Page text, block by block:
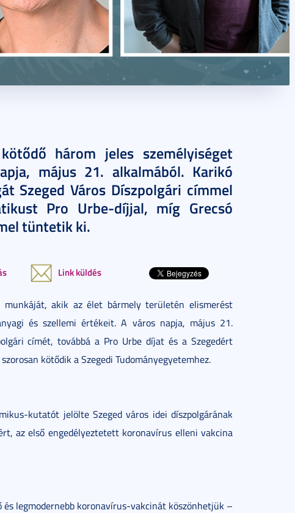
három jeles személyiséget
május 21. alkalmából. Karikó
Szeged Város Díszpolgári címmel
Pro Urbe-díjjal, míg Grecsó
tüntetik ki.
Link küldés
munkáját, akik az élet bármely területén elismerést
és szellemi értékeit. A város napja, május 21.
címét, továbbá a Pro Urbe díjat és a Szegedért
kötődik a Szegedi Tudományegyetemhez.
kutatót jelölte Szeged város idei díszpolgárának
az első engedélyeztetett koronavírus elleni vakcina
legmodernebb koronavírus-vakcinát köszönhetjük –